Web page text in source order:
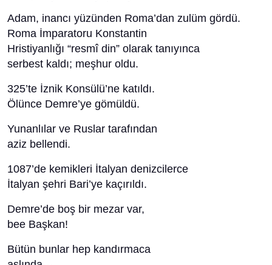
Adam, inancı yüzünden Roma’dan zulüm gördü.
Roma İmparatoru Konstantin
Hristiyanlığı “resmî din” olarak tanıyınca
serbest kaldı; meşhur oldu.
325’te İznik Konsülü’ne katıldı.
Ölünce Demre’ye gömüldü.
Yunanlılar ve Ruslar tarafından
aziz bellendi.
1087’de kemikleri İtalyan denizcilerce
İtalyan şehri Bari’ye kaçırıldı.
Demre’de boş bir mezar var,
bee Başkan!
Bütün bunlar hep kandırmaca